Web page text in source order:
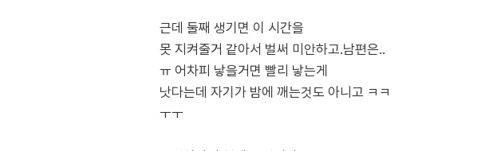
근데 둘째 생기면 이 시간을
못 지켜줄거 같아서 벌써 미안하고.남편은..
ㅠ 어차피 낳을거면 빨리 낳는게
낫다는데 자기가 밤에 깨는것도 아니고 ㅋㅋ
ㅜㅜ